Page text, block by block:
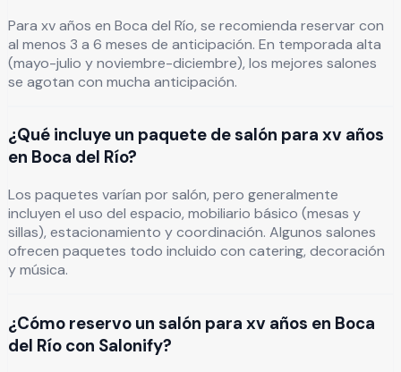
Para xv años en Boca del Río, se recomienda reservar con
al menos 3 a 6 meses de anticipación. En temporada alta
(mayo-julio y noviembre-diciembre), los mejores salones
se agotan con mucha anticipación.
¿Qué incluye un paquete de salón para xv años
en Boca del Río?
Los paquetes varían por salón, pero generalmente
incluyen el uso del espacio, mobiliario básico (mesas y
sillas), estacionamiento y coordinación. Algunos salones
ofrecen paquetes todo incluido con catering, decoración
y música.
¿Cómo reservo un salón para xv años en Boca
del Río con Salonify?